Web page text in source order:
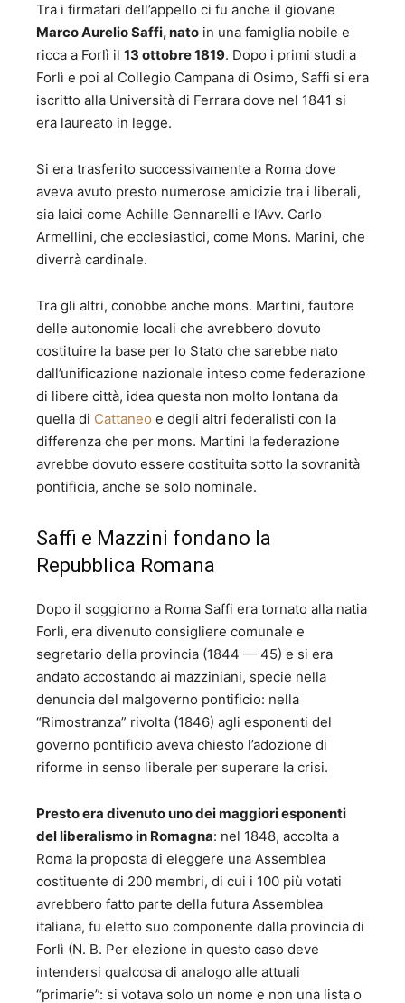
Tra i firmatari dell’appello ci fu anche il giovane
Marco Aurelio Saffi, nato in una famiglia nobile e
ricca a Forlì il 13 ottobre 1819. Dopo i primi studi a
Forlì e poi al Collegio Campana di Osimo, Saffi si era
iscritto alla Università di Ferrara dove nel 1841 si
era laureato in legge.
Si era trasferito successivamente a Roma dove
aveva avuto presto numerose amicizie tra i liberali,
sia laici come Achille Gennarelli e l’Avv. Carlo
Armellini, che ecclesiastici, come Mons. Marini, che
diverrà cardinale.
Tra gli altri, conobbe anche mons. Martini, fautore
delle autonomie locali che avrebbero dovuto
costituire la base per lo Stato che sarebbe nato
dall’unificazione nazionale inteso come federazione
di libere città, idea questa non molto lontana da
quella di Cattaneo e degli altri federalisti con la
differenza che per mons. Martini la federazione
avrebbe dovuto essere costituita sotto la sovranità
pontificia, anche se solo nominale.
Saffi e Mazzini fondano la
Repubblica Romana
Dopo il soggiorno a Roma Saffi era tornato alla natia
Forlì, era divenuto consigliere comunale e
segretario della provincia (1844 — 45) e si era
andato accostando ai mazziniani, specie nella
denuncia del malgoverno pontificio: nella
“Rimostranza” rivolta (1846) agli esponenti del
governo pontificio aveva chiesto l’adozione di
riforme in senso liberale per superare la crisi.
Presto era divenuto uno dei maggiori esponenti
del liberalismo in Romagna: nel 1848, accolta a
Roma la proposta di eleggere una Assemblea
costituente di 200 membri, di cui i 100 più votati
avrebbero fatto parte della futura Assemblea
italiana, fu eletto suo componente dalla provincia di
Forlì (N. B. Per elezione in questo caso deve
intendersi qualcosa di analogo alle attuali
“primarie”: si votava solo un nome e non una lista o